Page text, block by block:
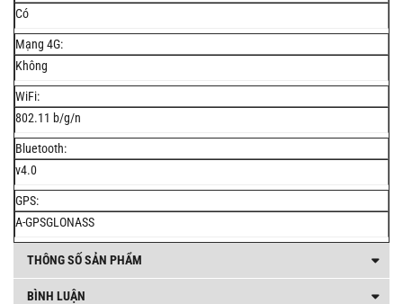
Có
Mạng 4G:
Không
WiFi:
802.11 b/g/n
Bluetooth:
v4.0
GPS:
A-GPSGLONASS
THÔNG SỐ SẢN PHẨM
BÌNH LUẬN